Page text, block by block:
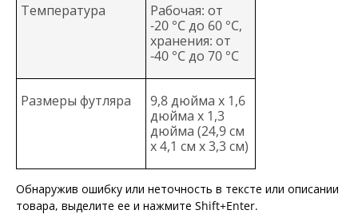
Температура
Рабочая: от
-20 °C до 60 °C,
хранения: от
-40 °C до 70 °C
Размеры футляра
9,8 дюйма x 1,6
дюйма x 1,3
дюйма (24,9 см
x 4,1 см x 3,3 см)
Обнаружив ошибку или неточность в тексте или описании
товара, выделите ее и нажмите Shift+Enter.